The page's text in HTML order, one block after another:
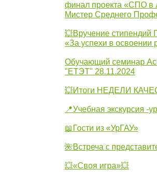
финал проекта «СПО в
Мистер Среднего
💥Вручение стипендий
«За успехи в освоении
Обучающий семинар
"ЕТЭТ" 28.11.2024
💥Итоги НЕДЕЛИ
📍Учебная экскурсия -
📖Гости из «УрГАУ»
🌺Встреча с
💥«Своя игра»💥